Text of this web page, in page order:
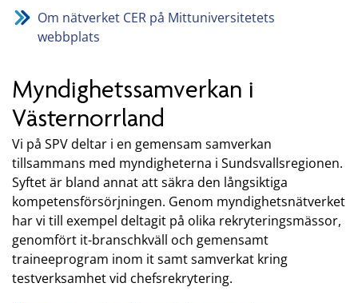
Om nätverket CER på Mittuniversitetets
webbplats
Myndighetssamverkan i
Västernorrland
Vi på SPV deltar i en gemensam samverkan
tillsammans med myndigheterna i Sundsvallsregionen.
Syftet är bland annat att säkra den långsiktiga
kompetensförsörjningen. Genom myndighetsnätverket
har vi till exempel deltagit på olika rekryteringsmässor,
genomfört it-branschkväll och gemensamt
traineeprogram inom it samt samverkat kring
testverksamhet vid chefsrekrytering.